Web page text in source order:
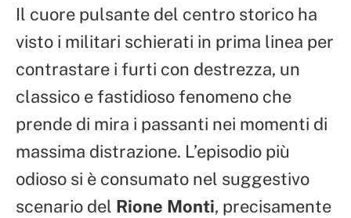
Il cuore pulsante del centro storico ha
visto i militari schierati in prima linea per
contrastare i furti con destrezza, un
classico e fastidioso fenomeno che
prende di mira i passanti nei momenti di
massima distrazione. L’episodio più
odioso si è consumato nel suggestivo
scenario del Rione Monti, precisamente